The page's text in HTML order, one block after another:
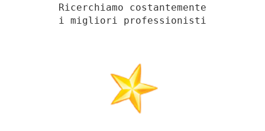
Ricerchiamo costantemente
i migliori professionisti